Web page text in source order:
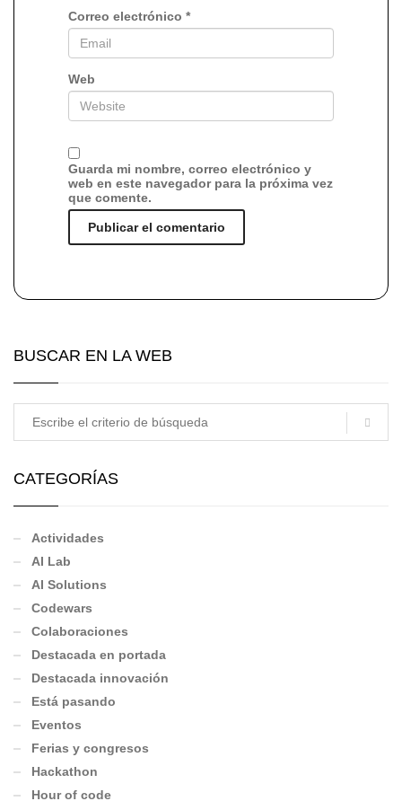
Correo electrónico *
Web
Guarda mi nombre, correo electrónico y
web en este navegador para la próxima vez
que comente.
BUSCAR EN LA WEB
CATEGORÍAS
Actividades
AI Lab
AI Solutions
Codewars
Colaboraciones
Destacada en portada
Destacada innovación
Está pasando
Eventos
Ferias y congresos
Hackathon
Hour of code